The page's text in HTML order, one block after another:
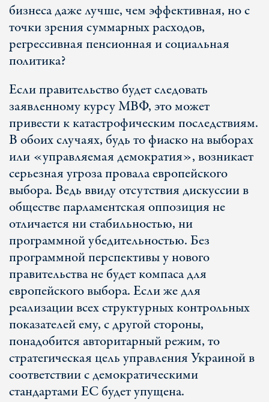
бизнеса даже лучше, чем эффективная, но с
точки зрения суммарных расходов,
регрессивная пенсионная и социальная
политика?
Если правительство будет следовать
заявленному курсу МВФ, это может
привести к катастрофическим последствиям.
В обоих случаях, будь то фиаско на выборах
или «управляемая демократия», возникает
серьезная угроза провала европейского
выбора. Ведь ввиду отсутствия дискуссии в
обществе парламентская оппозиция не
отличается ни стабильностью, ни
программной убедительностью. Без
программной перспективы у нового
правительства не будет компаса для
европейского выбора. Если же для
реализации всех структурных контрольных
показателей ему, с другой стороны,
понадобится авторитарный режим, то
стратегическая цель управления Украиной в
соответствии с демократическими
стандартами ЕС будет упущена.